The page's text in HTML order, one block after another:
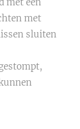
met
sluiten